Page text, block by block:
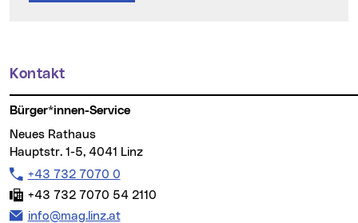
Weitere Informationen
Kontakt
Bürger*innen-Service
Neues Rathaus
Hauptstr. 1-5, 4041 Linz
Telefon:
+43 732 7070 0
Fax:
+43 732 7070 54 2110
E-Mail Adresse:
info@mag.linz.at